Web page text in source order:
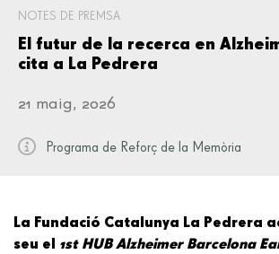
NOTES DE PREMSA
El futur de la recerca en
cita a La Pedrera
21 maig, 2026
Programa de Reforç de la Memòria
La Fundació Catalunya La Pedrera
seu el 1st HUB Alzheimer Barcelona